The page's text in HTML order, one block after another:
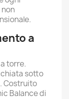
a
torre.
sotto
Costruito
Balance di